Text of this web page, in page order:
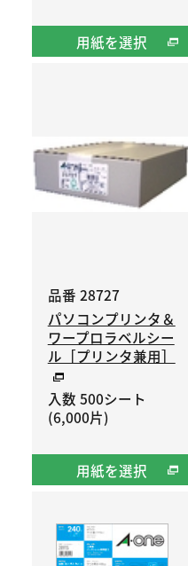
用紙を選択
品番 28727
パソコンプリンタ＆
ワープロラベルシー
ル［プリンタ兼用］
入数 500シート
(6,000片)
用紙を選択